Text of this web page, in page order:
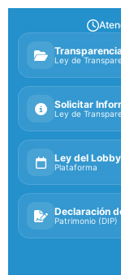
Ley de
Solicitar
Ley de
Ley del Lobby
Plataforma
Declaración
Patrimonio (DIP)